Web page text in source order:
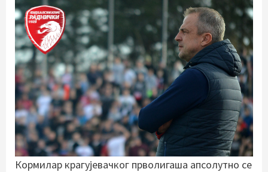
Кормилар крагујевачког прволигаша апсолутно се